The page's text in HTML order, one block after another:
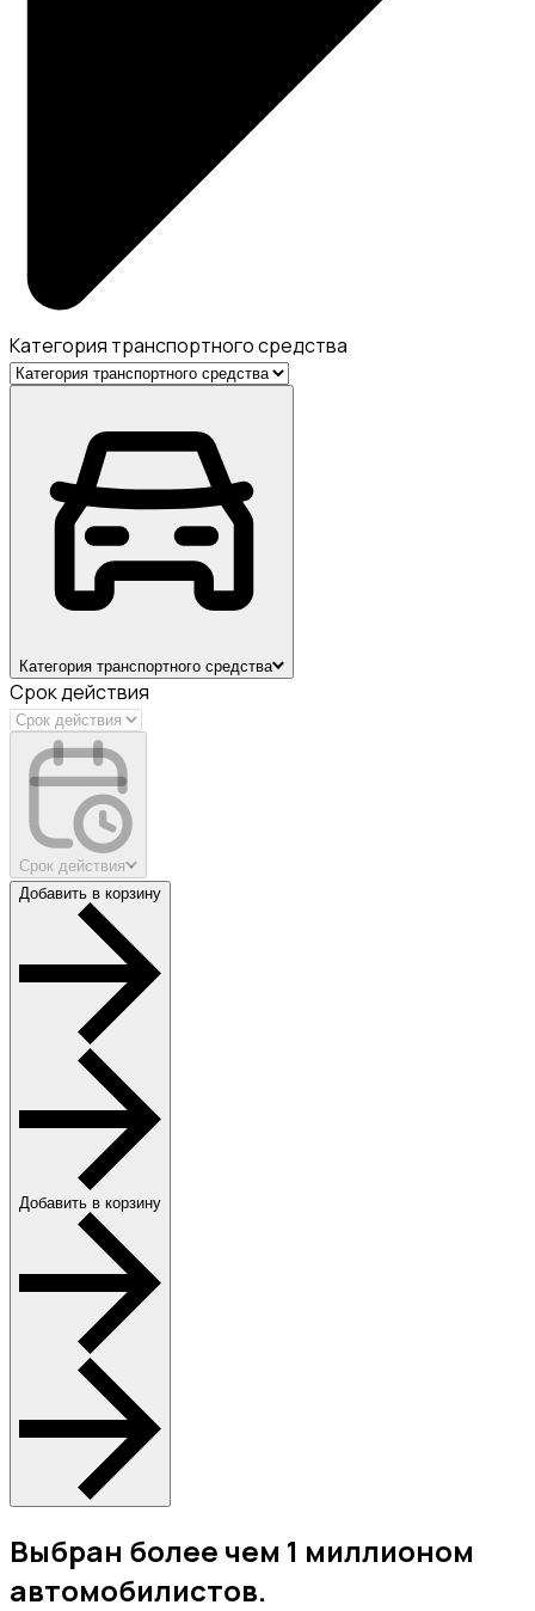
Категория транспортного средства
Категория транспортного средства
Срок действия
Срок действия
Добавить в корзину
Добавить в корзину
Выбран более чем 1 миллионом
автомобилистов.